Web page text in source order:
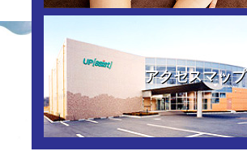
アクセスマップ